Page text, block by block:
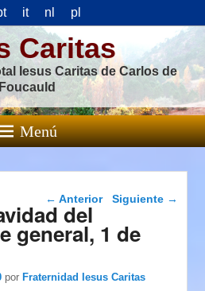
it nl pl
Caritas
Iesus Caritas de Carlos de
Foucauld
Menú
Navegación de
entradas
← Anterior Siguiente →
del
general, 1 de
porFraternidad Iesus Caritas